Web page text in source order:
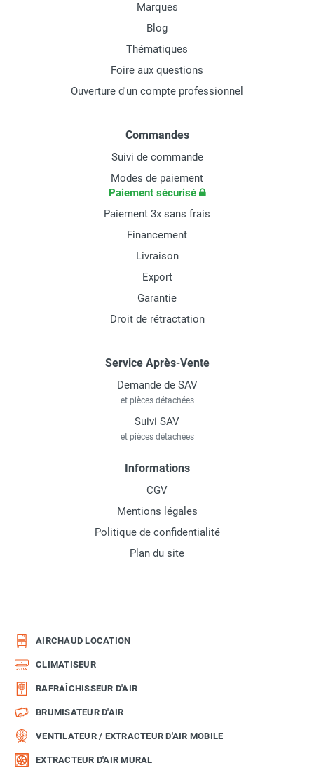
Marques
Blog
Thématiques
Foire aux questions
Ouverture d'un compte professionnel
Commandes
Suivi de commande
Modes de paiement
Paiement sécurisé
Paiement 3x sans frais
Financement
Livraison
Export
Garantie
Droit de rétractation
Service Après-Vente
Demande de SAV
et pièces détachées
Suivi SAV
et pièces détachées
Informations
CGV
Mentions légales
Politique de confidentialité
Plan du site
AIRCHAUD LOCATION
CLIMATISEUR
RAFRAÎCHISSEUR D'AIR
BRUMISATEUR D'AIR
VENTILATEUR / EXTRACTEUR D'AIR MOBILE
EXTRACTEUR D'AIR MURAL